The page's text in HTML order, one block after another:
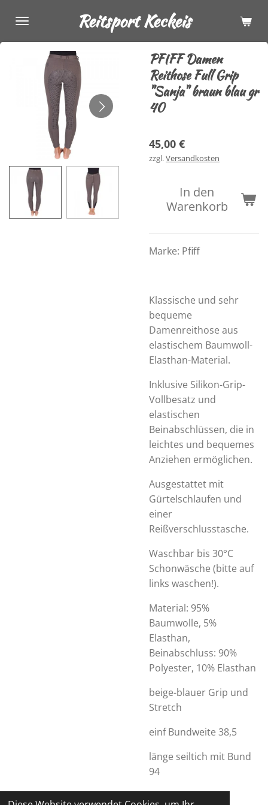
Hauptinhalt
springen
Reitsport Keckeis
PFIFF Damen
Reithose Full Grip
"Sanja" braun blau gr
40
45,00 €
zzgl.Versandkosten
In den
Warenkorb
Marke: Pfiff
Klassische und sehr
bequeme
Damenreithose aus
elastischem Baumwoll-
Elasthan-Material.
Inklusive Silikon-Grip-
Vollbesatz und
elastischen
Beinabschlüssen, die in
leichtes und bequemes
Anziehen ermöglichen.
Ausgestattet mit
Gürtelschlaufen und
einer
Reißverschlusstasche.
Waschbar bis 30°C
Schonwäsche (bitte auf
links waschen!).
Material: 95%
Baumwolle, 5%
Elasthan,
Beinabschluss: 90%
Polyester, 10% Elasthan
beige-blauer Grip und
Stretch
einf Bundweite 38,5
länge seiltich mit Bund
94